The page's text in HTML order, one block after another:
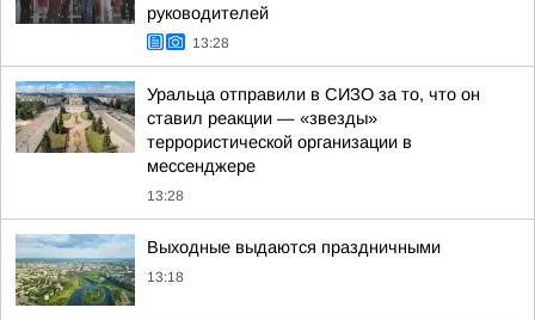
руководителей
13:28
Уральца отправили в СИЗО за то, что он
ставил реакции — «звезды»
террористической организации в
мессенджере
13:28
Выходные выдаются праздничными
13:18